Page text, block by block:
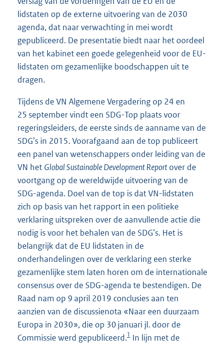
lidstaten op de externe uitvoering van de 2030
agenda, dat naar verwachting in mei wordt
gepubliceerd. De presentatie biedt naar het oordeel
van het kabinet een goede gelegenheid voor de EU-
lidstaten om gezamenlijke boodschappen uit te
dragen.
Tijdens de VN Algemene Vergadering op 24 en
25 september vindt een SDG-Top plaats voor
regeringsleiders, de eerste sinds de aanname van de
SDG’s in 2015. Voorafgaand aan de top publiceert
een panel van wetenschappers onder leiding van de
VN het Global Sustainable Development Report over de
voortgang op de wereldwijde uitvoering van de
SDG-agenda. Doel van de top is dat VN-lidstaten
zich op basis van het rapport in een politieke
verklaring uitspreken over de aanvullende actie die
nodig is voor het behalen van de SDG’s. Het is
belangrijk dat de EU lidstaten in de
onderhandelingen over de verklaring een sterke
gezamenlijke stem laten horen om de internationale
consensus over de SDG-agenda te bestendigen. De
Raad nam op 9 april 2019 conclusies aan ten
aanzien van de discussienota «Naar een duurzaam
Europa in 2030», die op 30 januari jl. door de
Commissie werd gepubliceerd.1 In lijn met de